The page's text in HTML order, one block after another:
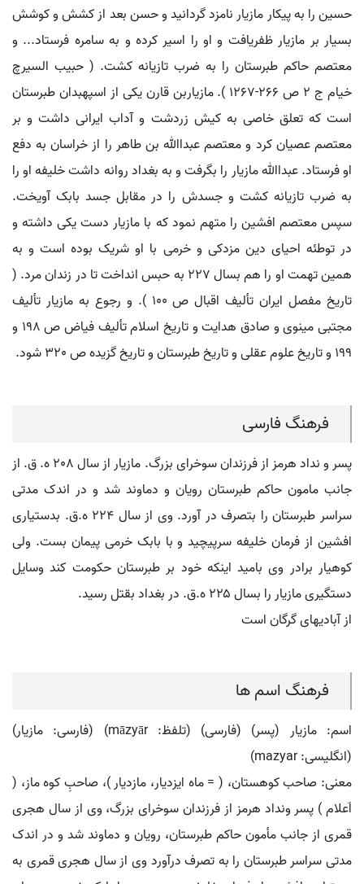
حسین را به پیکار مازیار نامزد گردانید و حسن بعد از کشش و کوشش
بسیار بر مازیار ظفریافت و او را اسیر کرده و به سامره فرستاد... و
معتصم حاکم طبرستان را به ضرب تازیانه کشت. ( حبیب السیرچ
خیام ج 2 ص 266-1267 ). مازیاربن قارن یکی از اسپهبدان طبرستان
است که تعلق خاصی به کیش زردشت و آداب ایرانی داشت و بر
معتصم عصیان کرد و معتصم عبداﷲ بن طاهر را از خراسان به دفع
او فرستاد. عبداﷲ مازیار را بگرفت و به بغداد روانه داشت خلیفه او را
به ضرب تازیانه کشت و جسدش را در مقابل جسد بابک آویخت.
سپس معتصم افشین را متهم نمود که با مازیار دست یکی داشته و
در توطئه احیای دین مزدکی و خرمی با او شریک بوده است و به
همین تهمت او را هم بسال 227 به حبس انداخت تا در زندان مرد. (
تاریخ مفصل ایران تألیف اقبال ص 100 ). و رجوع به مازیار تألیف
مجتبی مینوی و صادق هدایت و تاریخ اسلام تألیف فیاض ص 198 و
199 و تاریخ علوم عقلی و تاریخ طبرستان و تاریخ گزیده ص 320 شود.
فرهنگ فارسی
پسر و نداد هرمز از فرزندان سوخرای بزرگ. مازیار از سال ۲٠۸ ه. ق. از
جانب مامون حاکم طبرستان رویان و دماوند شد و در اندک مدتی
سراسر طبرستان را بتصرف در آورد. وی از سال ۲۲۴ ه.ق. بدستیاری
افشین از فرمان خلیفه سرپیچید و با بابک خرمی پیمان بست. ولی
کوهیار برادر وی بامید اینکه خود بر طبرستان حکومت کند وسایل
دستگیری مازیار را بسال ۲۲۵ ه.ق. در بغداد بقتل رسید.
از آبادیهای گرگان است
فرهنگ اسم ها
اسم: مازیار (پسر) (فارسی) (تلفظ: māzyār) (فارسی: مازيار)
(انگلیسی: mazyar)
معنی: صاحب کوهستان، ( = ماه ایزدیار، مازدیار )، صاحبِ کوه ماز، (
اَعلام ) پسر ونداد هرمز از فرزندان سوخرای بزرگ، وی از سال هجری
قمری از جانب مأمون حاکم طبرستان، رویان و دماوند شد و در اندک
مدتی سراسر طبرستان را به تصرف درآورد وی از سال هجری قمری به